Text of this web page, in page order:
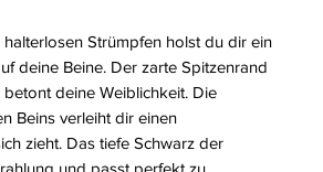
Strümpfen holst du dir ein
deine Beine. Der zarte Spitzenrand
deine Weiblichkeit. Die
Beins verleiht dir einen
zieht. Das tiefe Schwarz der
und passt perfekt zu